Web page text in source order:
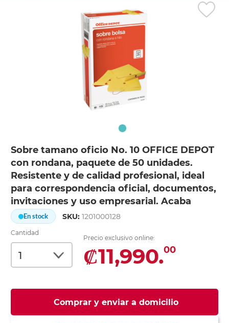
Sobre tamano oficio No. 10 OFFICE DEPOT
con rondana, paquete de 50 unidades.
Resistente y de calidad profesional, ideal
para correspondencia oficial, documentos,
invitaciones y uso empresarial. Acaba
En stock SKU:1201000128
Cantidad
Precio exclusivo online:
₡11,990.00
Comprar y enviar a domicilio